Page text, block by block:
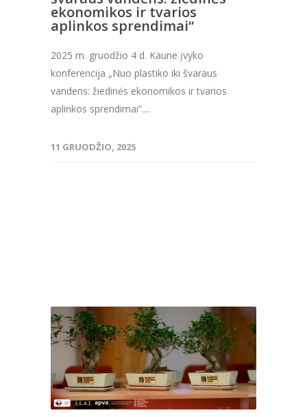
ekonomikos ir tvarios
aplinkos sprendimai“
2025 m. gruodžio 4 d. Kaune įvyko
konferencija „Nuo plastiko iki švaraus
vandens: žiedinės ekonomikos ir tvarios
aplinkos sprendimai“....
11 GRUODŽIO, 2025